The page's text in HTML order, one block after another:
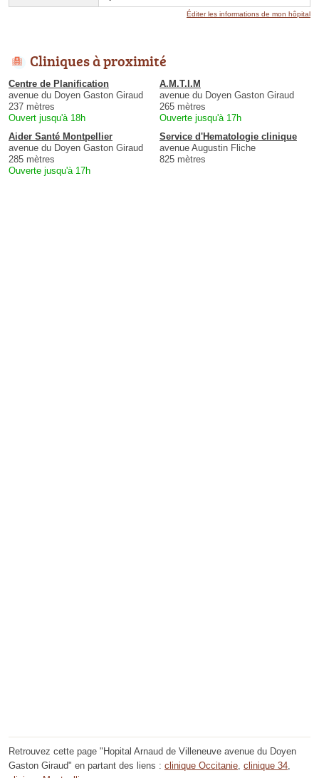
Éditer les informations de mon hôpital
Cliniques à proximité
Centre de Planification
avenue du Doyen Gaston Giraud
237 mètres
Ouvert jusqu'à 18h
A.M.T.I.M
avenue du Doyen Gaston Giraud
265 mètres
Ouverte jusqu'à 17h
Aider Santé Montpellier
avenue du Doyen Gaston Giraud
285 mètres
Ouverte jusqu'à 17h
Service d'Hematologie clinique
avenue Augustin Fliche
825 mètres
Retrouvez cette page "Hopital Arnaud de Villeneuve avenue du Doyen
Gaston Giraud" en partant des liens : clinique Occitanie, clinique 34,